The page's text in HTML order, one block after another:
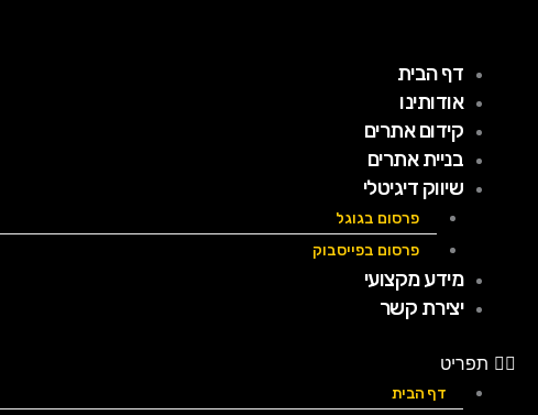
דף הבית
אודותינו
קידום אתרים
בניית אתרים
שיווק דיגיטלי
פרסום בגוגל
פרסום בפייסבוק
מידע מקצועי
יצירת קשר
תפריט
דף הבית